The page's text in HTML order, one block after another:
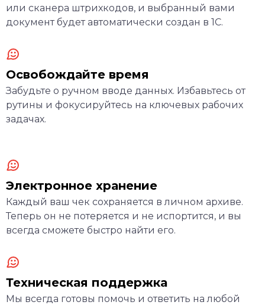
или сканера штрихкодов, и выбранный вами
документ будет автоматически создан в 1С.
Освобождайте время
Забудьте о ручном вводе данных. Избавьтесь от
рутины и фокусируйтесь на ключевых рабочих
задачах.
Электронное хранение
Каждый ваш чек сохраняется в личном архиве.
Теперь он не потеряется и не испортится, и вы
всегда сможете быстро найти его.
Техническая поддержка
Мы всегда готовы помочь и ответить на любой